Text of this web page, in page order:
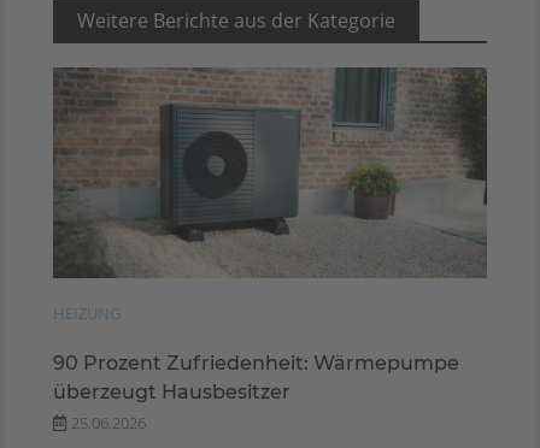
Weitere Berichte aus der Kategorie
HEIZUNG
90 Prozent Zufriedenheit: Wärmepumpe
überzeugt Hausbesitzer
25.06.2026